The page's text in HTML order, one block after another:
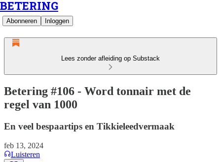
BETERING
Abonneren Inloggen
Lees zonder afleiding op Substack
Betering #106 - Word tonnair met de
regel van 1000
En veel bespaartips en Tikkieleedvermaak
feb 13, 2024
Luisteren